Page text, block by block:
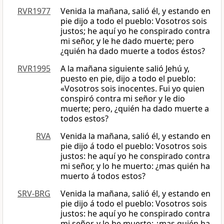
RVR1977
Venida la mañana, salió él, y estando en
pie dijo a todo el pueblo: Vosotros sois
justos; he aquí yo he conspirado contra
mi señor, y le he dado muerte; pero
¿quién ha dado muerte a todos éstos?
RVR1995
A la mañana siguiente salió Jehú y,
puesto en pie, dijo a todo el pueblo:
«Vosotros sois inocentes. Fui yo quien
conspiró contra mi señor y le dio
muerte; pero, ¿quién ha dado muerte a
todos estos?
RVA
Venida la mañana, salió él, y estando en
pie dijo á todo el pueblo: Vosotros sois
justos: he aquí yo he conspirado contra
mi señor, y lo he muerto: ¿mas quién ha
muerto á todos estos?
SRV-BRG
Venida la mañana, salió él, y estando en
pie dijo á todo el pueblo: Vosotros sois
justos: he aquí yo he conspirado contra